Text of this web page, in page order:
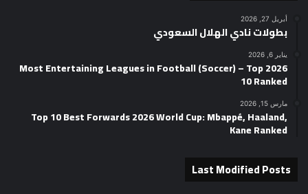
أبريل 27, 2026
بطولات نادي الهلال السعودي
يناير 6, 2026
2026 Most Entertaining Leagues in Football (Soccer) – Top
10 Ranked
مارس 15, 2026
Top 10 Best Forwards 2026 World Cup: Mbappé, Haaland,
Kane Ranked
Last Modified Posts